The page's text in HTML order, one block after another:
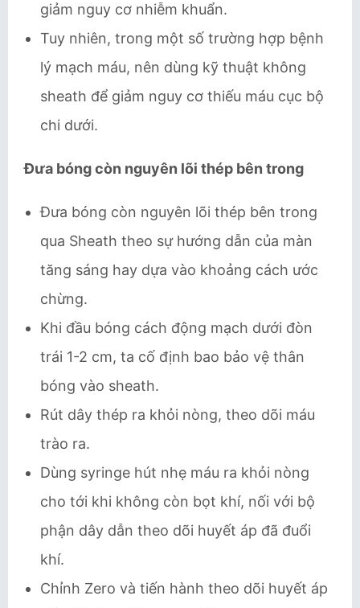
giảm nguy cơ nhiễm khuẩn.
Tuy nhiên, trong một số trường hợp bệnh
lý mạch máu, nên dùng kỹ thuật không
sheath để giảm nguy cơ thiếu máu cục bộ
chi dưới.
Đưa bóng còn nguyên lõi thép bên trong
Đưa bóng còn nguyên lõi thép bên trong
qua Sheath theo sự hướng dẫn của màn
tăng sáng hay dựa vào khoảng cách ước
chừng.
Khi đầu bóng cách động mạch dưới đòn
trái 1-2 cm, ta cố định bao bảo vệ thân
bóng vào sheath.
Rút dây thép ra khỏi nòng, theo dõi máu
trào ra.
Dùng syringe hút nhẹ máu ra khỏi nòng
cho tới khi không còn bọt khí, nối với bộ
phận dây dẫn theo dõi huyết áp đã đuổi
khí.
Chỉnh Zero và tiến hành theo dõi huyết áp